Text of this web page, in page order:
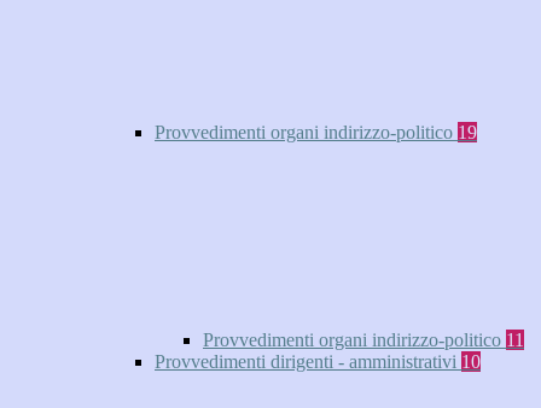
Provvedimenti organi indirizzo-politico 19
Provvedimenti organi indirizzo-politico 11
Provvedimenti dirigenti - amministrativi 10